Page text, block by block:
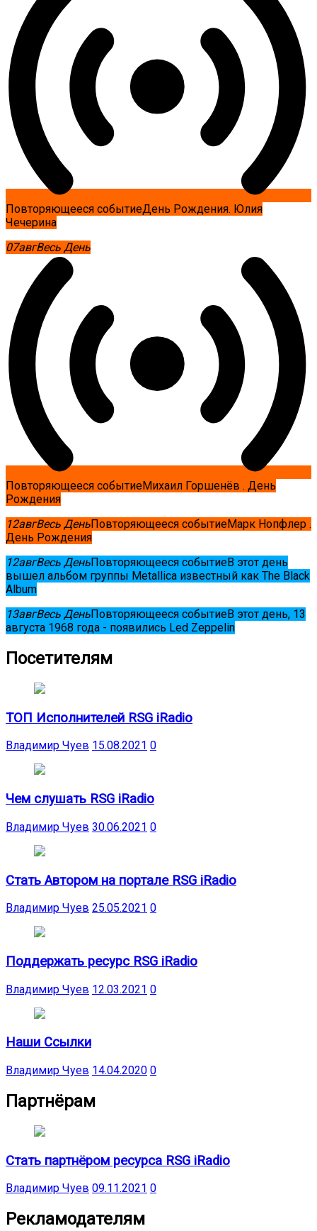
Повторяющееся событиеДень Рождения. Юлия
Чечерина
07авгВесь День
Повторяющееся событиеМихаил Горшенёв . День
Рождения
12авгВесь ДеньПовторяющееся событиеМарк Нопфлер .
День Рождения
12авгВесь ДеньПовторяющееся событиеВ этот день
вышел альбом группы Metallica известный как The Black
Album
13авгВесь ДеньПовторяющееся событиеВ этот день, 13
августа 1968 года - появились Led Zeppelin
Посетителям
ТОП Исполнителей RSG iRadio
Владимир Чуев 15.08.2021 0
Чем слушать RSG iRadio
Владимир Чуев 30.06.2021 0
Стать Автором на портале RSG iRadio
Владимир Чуев 25.05.2021 0
Поддержать ресурс RSG iRadio
Владимир Чуев 12.03.2021 0
Наши Ссылки
Владимир Чуев 14.04.2020 0
Партнёрам
Стать партнёром ресурса RSG iRadio
Владимир Чуев 09.11.2021 0
Рекламодателям